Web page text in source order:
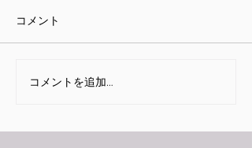
コメント
コメントを追加…